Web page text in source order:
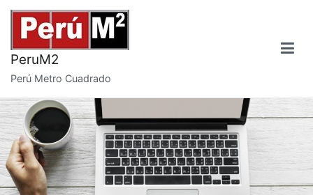
Saltar
contenido
PeruM2
Perú Metro Cuadrado